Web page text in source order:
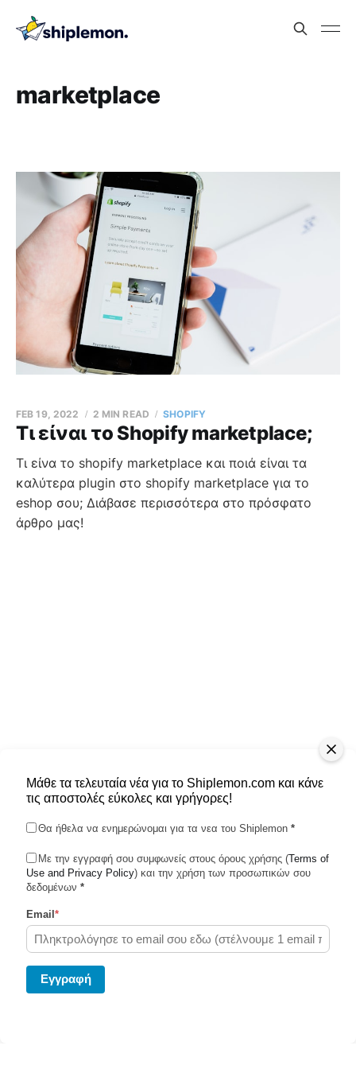
marketplace
Tι είναι το Shopify marketplace;
FEB 19, 2022 2 MIN READ SHOPIFY
Τι είνα το shopify marketplace και ποιά είναι τα
καλύτερα plugin στο shopify marketplace για το
eshop σου; Διάβασε περισσότερα στο πρόσφατο
άρθρο μας!
Shiplemon © 2026
Powered by Ghost
Μάθε τα τελευταία νέα για το Shiplemon.com και κάνε
τις αποστολές εύκολες και γρήγορες!
Θα ήθελα να ενημερώνομαι για τα νεα του Shiplemon *
Με την εγγραφή σου συμφωνείς στους όρους χρήσης (Terms of
Use and Privacy Policy) και την χρήση των προσωπικών σου
δεδομένων *
Email *
Eγγραφή